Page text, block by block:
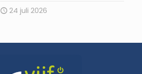
24 juli 2026